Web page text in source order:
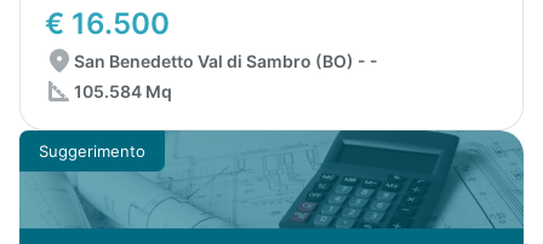
€ 16.500
San Benedetto Val di Sambro (BO) - -
105.584 Mq
Suggerimento